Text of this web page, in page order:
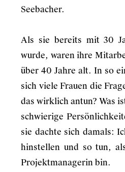
Seebacher.
Als sie bereits mit 30
wurde, waren ihre
über 40 Jahre alt. In so
sich viele Frauen die
das wirklich antun? Was
schwierige
sie dachte sich damals:
hinstellen und so tun,
Projektmanagerin bin.